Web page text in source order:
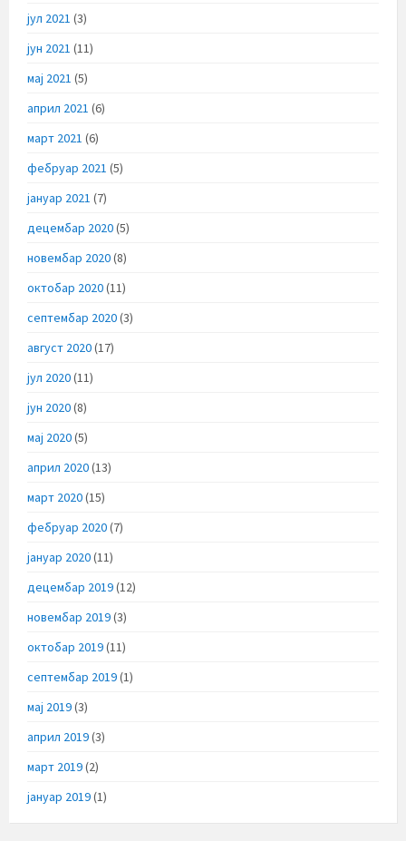
јул 2021 (3)
јун 2021 (11)
мај 2021 (5)
април 2021 (6)
март 2021 (6)
фебруар 2021 (5)
јануар 2021 (7)
децембар 2020(5)
новембар 2020(8)
октобар 2020(11)
септембар 2020(3)
август 2020(17)
јул 2020(11)
јун 2020(8)
мај 2020(5)
април 2020(13)
март 2020(15)
фебруар 2020(7)
јануар 2020(11)
децембар 2019(12)
новембар 2019(3)
октобар 2019(11)
септембар 2019(1)
мај 2019(3)
април 2019(3)
март 2019(2)
јануар 2019(1)